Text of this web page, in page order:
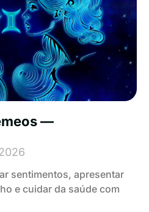
—
sentimentos, apresentar
e cuidar da saúde com